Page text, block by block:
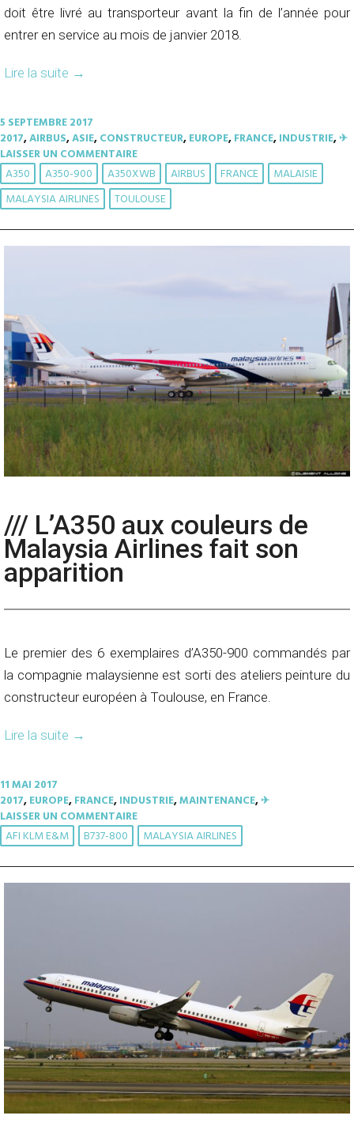
doit être livré au transporteur avant la fin de l’année pour
entrer en service au mois de janvier 2018.
Lire la suite →
5 SEPTEMBRE 2017
2017,AIRBUS,ASIE,CONSTRUCTEUR,EUROPE,FRANCE,INDUSTRIE,✈︎
LAISSER UN COMMENTAIRE
A350 A350-900 A350XWB AIRBUS FRANCE
MALAISIE
MALAYSIA AIRLINES
TOULOUSE
/// L’A350 aux couleurs de
Malaysia Airlines fait son
apparition
Le premier des 6 exemplaires d’A350-900 commandés par
la compagnie malaysienne est sorti des ateliers peinture du
constructeur européen à Toulouse, en France.
Lire la suite →
11 MAI 2017
2017,EUROPE,FRANCE,INDUSTRIE,MAINTENANCE,✈︎
LAISSER UN COMMENTAIRE
AFI KLM E&M B737-800 MALAYSIA AIRLINES